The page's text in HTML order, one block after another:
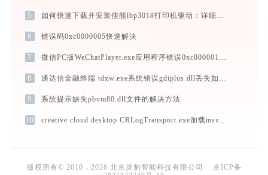
5 如何快速下载并安装佳能lbp3018打印机驱动：详细步骤解析
6 错误码0xc0000005快速解决
7 微信PC版WeChatPlayer.exe应用程序错误0xc0000018解决方法
8 通达信金融终端 tdxw.exe系统错误gdiplus.dll丢失如何解决
9 系统提示缺失pbvm80.dll文件的解决方法
10 creative cloud desktop CRLogTransport.exe加载msvcp140.dll文件丢失处理办法
版权所有© 2010 - 2026 北京灵豹智能科技有限公司
京ICP备